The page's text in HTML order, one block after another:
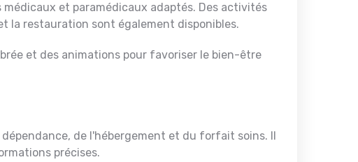
médicaux et paramédicaux adaptés. Des activités
la restauration sont également disponibles.
et des animations pour favoriser le bien-être
de l'hébergement et du forfait soins. Il
précises.